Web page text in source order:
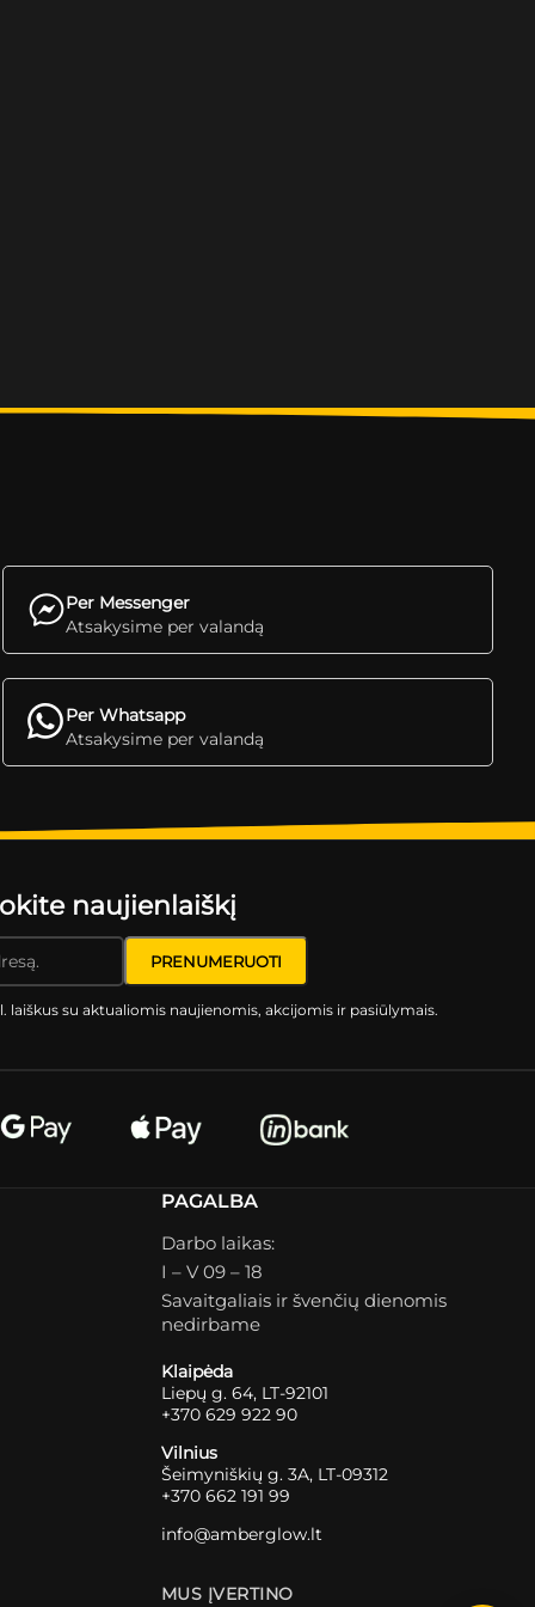
Per Messenger
Atsakysime per valandą
Per Whatsapp
Atsakysime per valandą
naujienlaiškį
laiškus su aktualiomis naujienomis, akcijomis ir pasiūlymais.
PAGALBA
Darbo laikas:
I – V 09 – 18
Savaitgaliais ir švenčių dienomis
nedirbame
Klaipėda
Liepų g. 64, LT-92101
+370 629 922 90
Vilnius
Šeimyniškių g. 3A, LT-09312
+370 662 191 99
info@amberglow.lt
MUS ĮVERTINO